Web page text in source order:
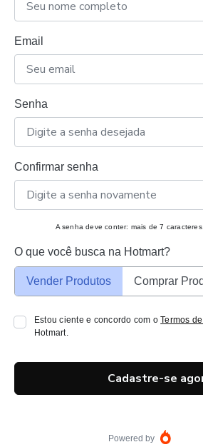
Email
Senha
Confirmar senha
A senha deve conter: mais de 7
O que você busca na Hotmart?
Vender Produtos Comprar
Estou ciente e concordo com oTermos
Hotmart.
Cadastre-se
Powered by